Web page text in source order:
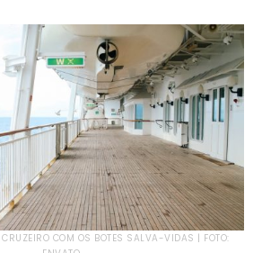
COM OS BOTES SALVA-VIDAS | FOTO: